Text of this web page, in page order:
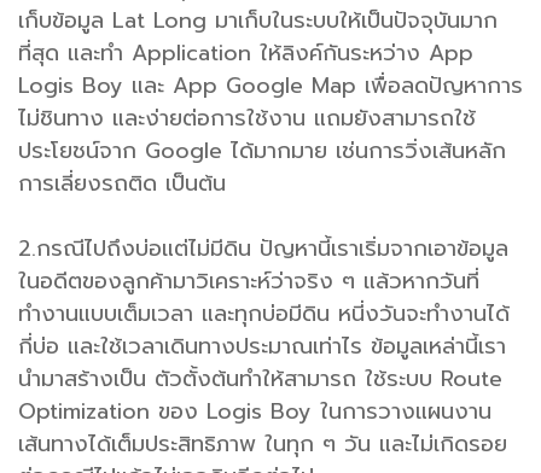
เก็บข้อมูล Lat Long มาเก็บในระบบให้เป็นปัจจุบันมาก
ที่สุด และทำ Application ให้ลิงค์กันระหว่าง App
Logis Boy และ App Google Map เพื่อลดปัญหาการ
ไม่ชินทาง และง่ายต่อการใช้งาน แถมยังสามารถใช้
ประโยชน์จาก Google ได้มากมาย เช่นการวิ่งเส้นหลัก
การเลี่ยงรถติด เป็นต้น
2.กรณีไปถึงบ่อแต่ไม่มีดิน ปัญหานี้เราเริ่มจากเอาข้อมูล
ในอดีตของลูกค้ามาวิเคราะห์ว่าจริง ๆ แล้วหากวันที่
ทำงานแบบเต็มเวลา และทุกบ่อมีดิน หนี่งวันจะทำงานได้
กี่บ่อ และใช้เวลาเดินทางประมาณเท่าไร ข้อมูลเหล่านี้เรา
นำมาสร้างเป็น ตัวตั้งต้นทำให้สามารถ ใช้ระบบ Route
Optimization ของ Logis Boy ในการวางแผนงาน
เส้นทางได้เต็มประสิทธิภาพ ในทุก ๆ วัน และไม่เกิดรอย